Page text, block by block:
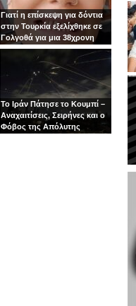
Γιατί η επίσκεψη για δόντια
στην Τουρκία εξελίχθηκε σε
Γολγοθά για μια 38χρονη
μητέρα
Το Ιράν Πάτησε το Κουμπί –
Αναχαιτίσεις, Σειρήνες και ο
Φόβος της Απόλυτης